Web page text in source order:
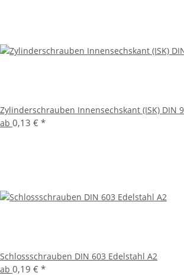
Zylinderschrauben Innensechskant (ISK) DIN
ab 0,13 € *
Schlossschrauben DIN 603 Edelstahl A2
ab 0,19 € *